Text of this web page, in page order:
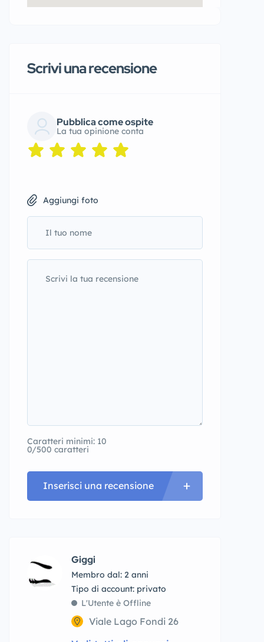
Scrivi una recensione
Pubblica come ospite
La tua opinione conta
Aggiungi foto
Caratteri minimi: 10
0/500 caratteri
Inserisci una recensione
Giggi
Membro dal: 2 anni
tipo di account: privato
L'Utente è Offline
Viale Lago Fondi 26